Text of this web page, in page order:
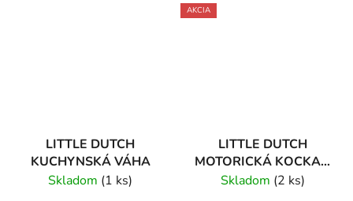
LITTLE DUTCH
KUCHYNSKÁ VÁHA
Skladom (1 ks)
AKCIA
LITTLE DUTCH
MOTORICKÁ KOCKA S
AKTIVITAMI PINK
Skladom (2 ks)